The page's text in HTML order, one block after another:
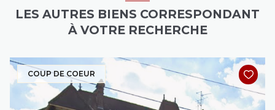
LES AUTRES BIENS CORRESPONDANT
À VOTRE RECHERCHE
COUP DE COEUR